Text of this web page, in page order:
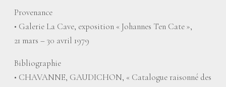
Provenance
• Galerie La Cave, exposition « Johannes Ten Cate»,
21 mars – 30 avril 1979
Bibliographie
• CHAVANNE, GAUDICHON, « Catalogue raisonné des